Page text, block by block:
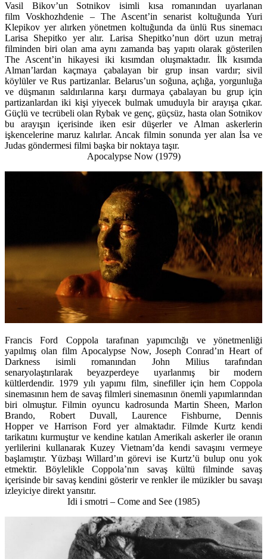
Vasil Bikov’un Sotnikov isimli kısa romanından uyarlanan
film Voskhozhdenie – The Ascent’in senarist koltuğunda Yuri
Klepikov yer alırken yönetmen koltuğunda da ünlü Rus sinemacı
Larisa Shepitko yer alır. Larisa Shepitko’nun dört uzun metraj
filminden biri olan ama aynı zamanda baş yapıtı olarak gösterilen
The Ascent’in hikayesi iki kısımdan oluşmaktadır. İlk kısımda
Alman’lardan kaçmaya çabalayan bir grup insan vardır; sivil
köylüler ve Rus partizanlar. Belarus’un soğuna, açlığa, yorgunluğa
ve düşmanın saldırılarına karşı durmaya çabalayan bu grup için
partizanlardan iki kişi yiyecek bulmak umuduyla bir arayışa çıkar.
Güçlü ve tecrübeli olan Rybak ve genç, güçsüz, hasta olan Sotnikov
bu arayışın içerisinde iken esir düşerler ve Alman askerlerin
işkencelerine maruz kalırlar. Ancak filmin sonunda yer alan İsa ve
Judas göndermesi filmi başka bir noktaya taşır.
Apocalypse Now (1979)
Francis Ford Coppola tarafınan yapımcılığı ve yönetmenliği
yapılmış olan film Apocalypse Now, Joseph Conrad’ın Heart of
Darkness isimli romanından John Milius tarafından
senaryolaştırılarak beyazperdeye uyarlanmış bir modern
kültlerdendir. 1979 yılı yapımı film, sinefiller için hem Coppola
sinemasının hem de savaş filmleri sinemasının önemli yapımlarından
biri olmuştur. Filmin oyuncu kadrosunda Martin Sheen, Marlon
Brando, Robert Duvall, Laurence Fishburne, Dennis
Hopper ve Harrison Ford yer almaktadır. Filmde Kurtz kendi
tarikatını kurmuştur ve kendine katılan Amerikalı askerler ile oranın
yerlilerini kullanarak Kuzey Vietnam’da kendi savaşını vermeye
başlamıştır. Yüzbaşı Willard’ın görevi ise Kurtz’ü bulup onu yok
etmektir. Böylelikle Coppola’nın savaş kültü filminde savaş
içerisinde bir savaş kendini gösterir ve renkler ile müzikler bu savaşı
izleyiciye direkt yansıtır.
Idi i smotri – Come and See (1985)